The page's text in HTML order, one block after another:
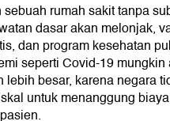
rumah sakit tanpa
dasar akan melonjak,
dan program kesehatan
seperti Covid-19 mungkin
lebih besar, karena negara
untuk menanggung